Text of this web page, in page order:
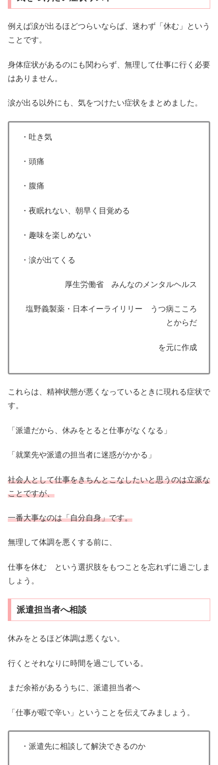
例えば涙が出るほどつらいならば、迷わず「休む」という
ことです。
身体症状があるのにも関わらず、無理して仕事に行く必要
はありません。
涙が出る以外にも、気をつけたい症状をまとめました。
・吐き気
・頭痛
・腹痛
・夜眠れない、朝早く目覚める
・趣味を楽しめない
・涙が出てくる
厚生労働省 みんなのメンタルヘルス
塩野義製薬・日本イーライリリー うつ病こころ
とからだ
を元に作成
これらは、精神状態が悪くなっているときに現れる症状で
す。
「派遣だから、休みをとると仕事がなくなる」
「就業先や派遣の担当者に迷惑がかかる」
社会人として仕事をきちんとこなしたいと思うのは立派な
ことですが、
一番大事なのは「自分自身」です。
無理して体調を悪くする前に、
仕事を休む という選択肢をもつことを忘れずに過ごしま
しょう。
派遣担当者へ相談
休みをとるほど体調は悪くない。
行くとそれなりに時間を過ごしている。
まだ余裕があるうちに、派遣担当者へ
「仕事が暇で辛い」ということを伝えてみましょう。
・派遣先に相談して解決できるのか